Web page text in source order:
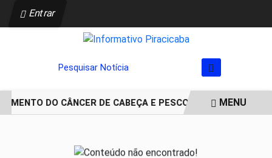
Entrar
Pesquisar Notícia
DO CÂNCER DE CABEÇA E PESCOÇO EVOLUI E
MENU